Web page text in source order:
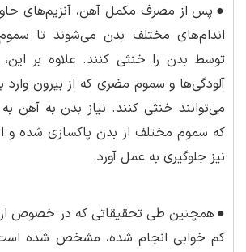
● پس از مصرف مکمل آهن، آنزیم‌های
اندام‌های مختلف بدن می‌شوند تا سموم
توسط بدن را خنثی کنند. علاوه بر این،
آلودگی‌ها و سموم مضری که از بیرون وارد
می‌توانند خنثی کنند. نیاز بدن به آهن
که سموم مختلف از بدن پاکسازی شده و
نیز جلوگیری به عمل آورد.
● همچنین طی تحقیقاتی که در خصوص
کم خوابی انجام شده، مشخص شده